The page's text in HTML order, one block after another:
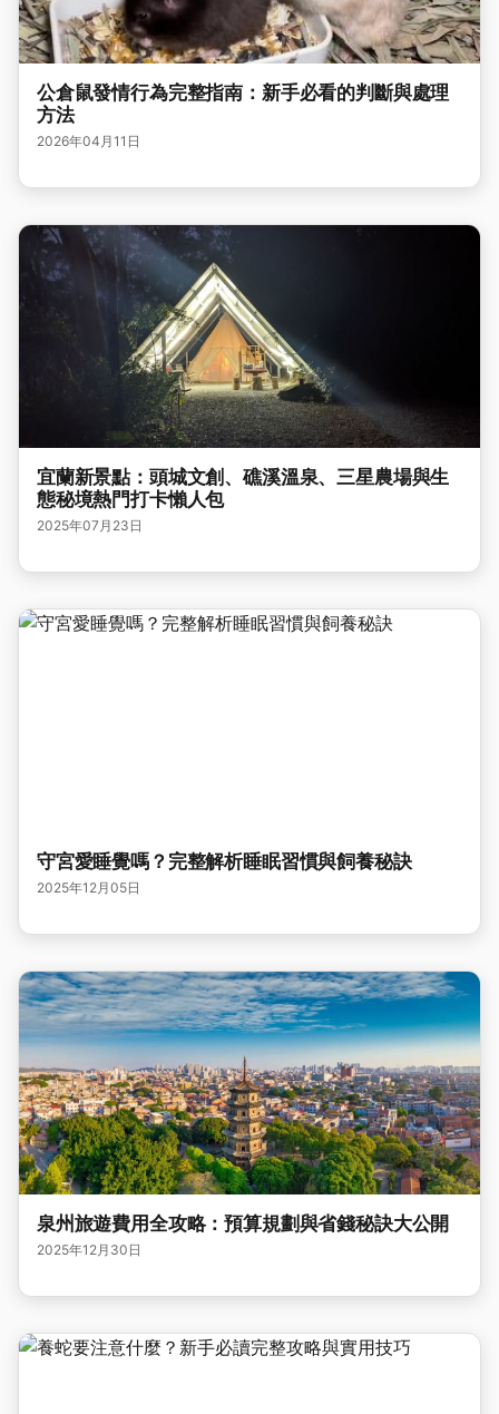
公倉鼠發情行為完整指南：新手必看的判斷與處理
方法
2026年04月11日
宜蘭新景點：頭城文創、礁溪溫泉、三星農場與生
態秘境熱門打卡懶人包
2025年07月23日
守宮愛睡覺嗎？完整解析睡眠習慣與飼養秘訣
2025年12月05日
泉州旅遊費用全攻略：預算規劃與省錢秘訣大公開
2025年12月30日